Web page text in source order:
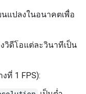
นแปลงในอนาคตเพื่อ
วิดีโอแต่ละวินาทีเป็น
ที่ 1 FPS):